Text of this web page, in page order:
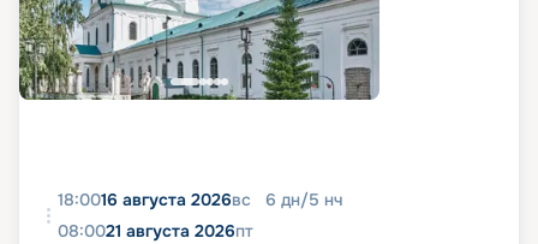
18:0016 августа 2026вс 6 дн/5 нч
08:0021 августа 2026пт